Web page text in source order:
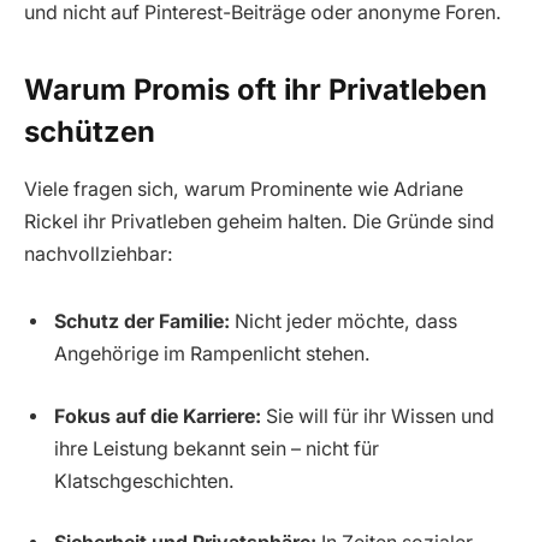
und nicht auf Pinterest-Beiträge oder anonyme Foren.
Warum Promis oft ihr Privatleben
schützen
Viele fragen sich, warum Prominente wie Adriane
Rickel ihr Privatleben geheim halten. Die Gründe sind
nachvollziehbar:
Schutz der Familie: Nicht jeder möchte, dass
Angehörige im Rampenlicht stehen.
Fokus auf die Karriere: Sie will für ihr Wissen und
ihre Leistung bekannt sein – nicht für
Klatschgeschichten.